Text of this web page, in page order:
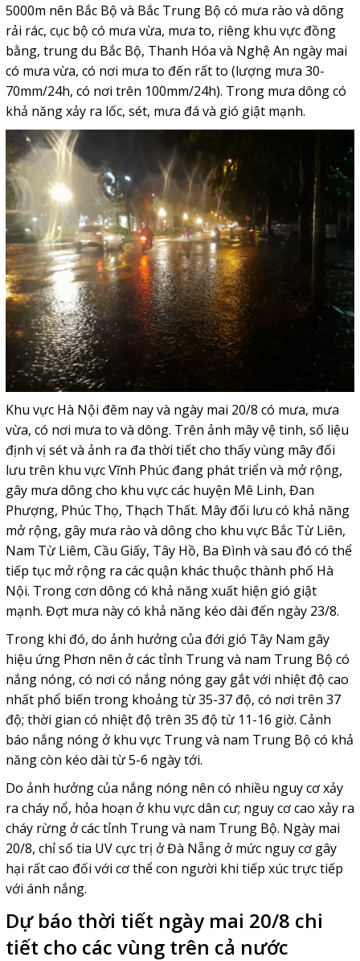
5000m nên Bắc Bộ và Bắc Trung Bộ có mưa rào và dông
rải rác, cục bộ có mưa vừa, mưa to, riêng khu vực đồng
bằng, trung du Bắc Bộ, Thanh Hóa và Nghệ An ngày mai
có mưa vừa, có nơi mưa to đến rất to (lượng mưa 30-
70mm/24h, có nơi trên 100mm/24h). Trong mưa dông có
khả năng xảy ra lốc, sét, mưa đá và gió giật mạnh.
Khu vực Hà Nội đêm nay và ngày mai 20/8 có mưa, mưa
vừa, có nơi mưa to và dông. Trên ảnh mây vệ tinh, số liệu
định vị sét và ảnh ra đa thời tiết cho thấy vùng mây đối
lưu trên khu vực Vĩnh Phúc đang phát triển và mở rộng,
gây mưa dông cho khu vực các huyện Mê Linh, Đan
Phượng, Phúc Thọ, Thạch Thất. Mây đối lưu có khả năng
mở rộng, gây mưa rào và dông cho khu vực Bắc Từ Liên,
Nam Từ Liêm, Cầu Giấy, Tây Hồ, Ba Đình và sau đó có thể
tiếp tục mở rộng ra các quận khác thuộc thành phố Hà
Nội. Trong cơn dông có khả năng xuất hiện gió giật
mạnh. Đợt mưa này có khả năng kéo dài đến ngày 23/8.
Trong khi đó, do ảnh hưởng của đới gió Tây Nam gây
hiệu ứng Phơn nên ở các tỉnh Trung và nam Trung Bộ có
nắng nóng, có nơi có nắng nóng gay gắt với nhiệt độ cao
nhất phổ biến trong khoảng từ 35-37 độ, có nơi trên 37
độ; thời gian có nhiệt độ trên 35 độ từ 11-16 giờ. Cảnh
báo nắng nóng ở khu vực Trung và nam Trung Bộ có khả
năng còn kéo dài từ 5-6 ngày tới.
Do ảnh hưởng của nắng nóng nên có nhiều nguy cơ xảy
ra cháy nổ, hỏa hoạn ở khu vực dân cư; nguy cơ cao xảy ra
cháy rừng ở các tỉnh Trung và nam Trung Bộ. Ngày mai
20/8, chỉ số tia UV cực trị ở Đà Nẵng ở mức nguy cơ gây
hại rất cao đối với cơ thể con người khi tiếp xúc trực tiếp
với ánh nắng.
Dự báo thời tiết ngày mai 20/8 chi
tiết cho các vùng trên cả nước